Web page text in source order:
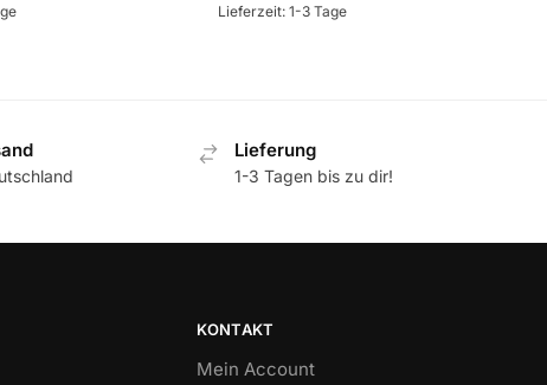
Lieferzeit: 1-3 Tage
Lieferung
1-3 Tagen bis zu dir!
KONTAKT
Mein Account